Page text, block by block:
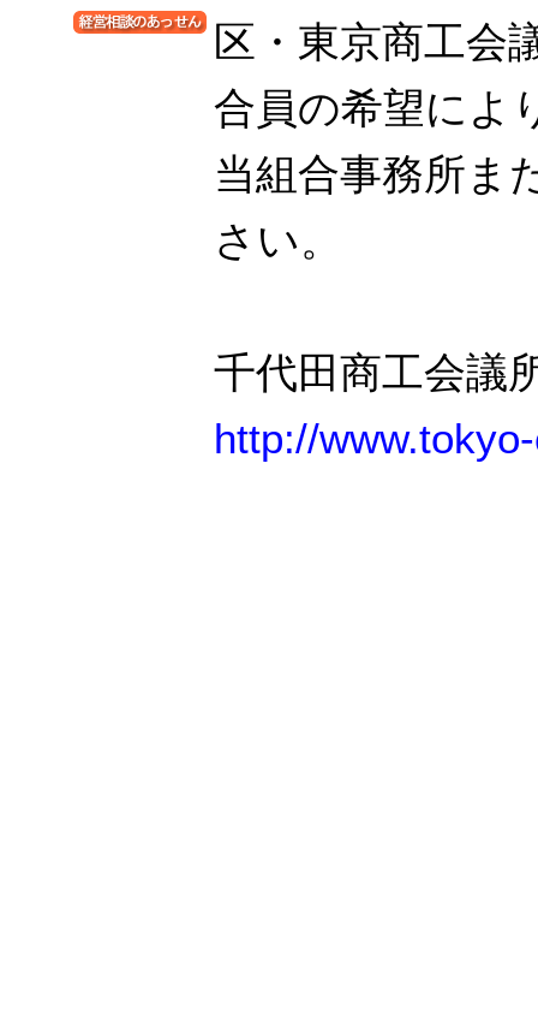
区・東京商工会
合員の希望によ
当組合事務所ま
さい。
千代田商工会議
http://